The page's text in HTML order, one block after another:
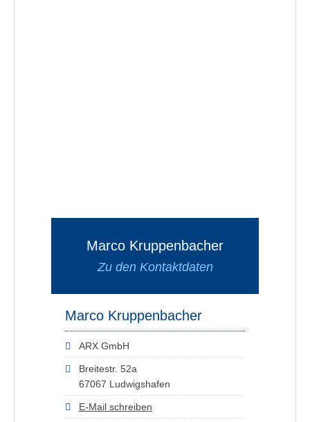
Marco Kruppenbacher
Zu den Kontaktdaten
Marco Kruppenbacher
ARX GmbH
Breitestr. 52a
67067 Ludwigshafen
E-Mail schreiben